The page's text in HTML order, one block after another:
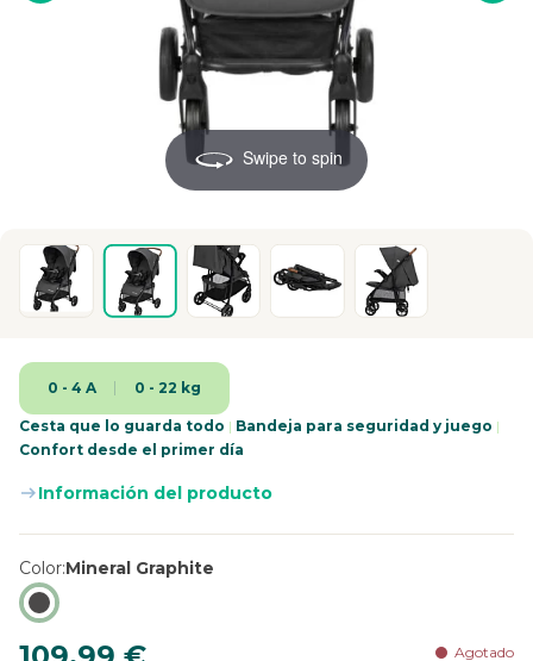
Swipe to spin
0 - 4 A 0 - 22 kg
Cesta que lo guarda todo | Bandeja para seguridad y juego |
Confort desde el primer día
Información del producto
Color Mineral Graphite
Agotado